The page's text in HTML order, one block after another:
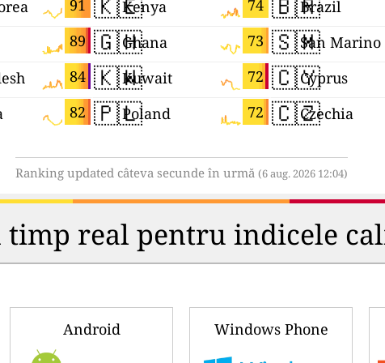
91
89
84
82
74
Kenya
🇬🇭 73
Ghana
🇰🇼 72
Kuwait
🇵🇱 72
Poland
Brazil
🇸🇲San Marino
🇨🇾Cyprus
🇨🇿Czechia
Ranking updated câteva secunde în urmă (6 aug. 2026 12:04)
timp real pentru indicele
Android Windows Phone